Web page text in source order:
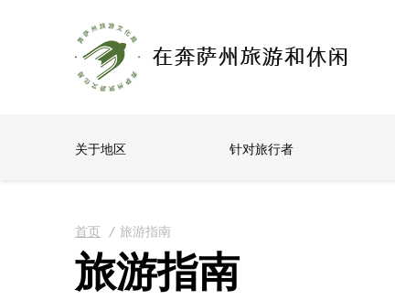
关于地区 针对旅行者
首页 / 旅游指南
旅游指南